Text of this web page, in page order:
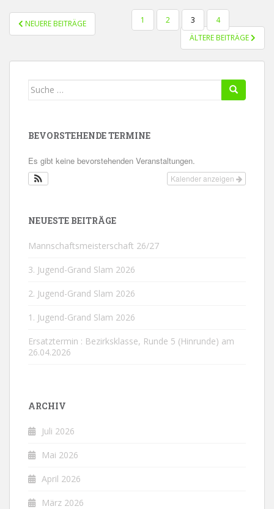
SEITENNUMMERIERUNG
DER
NEUERE BEITRÄGE 1 2 3
4
ÄLTERE BEITRÄGE
Suche
BEVORSTEHENDE TERMINE
Es gibt keine bevorstehenden Veranstaltungen.
Kalender anzeigen
NEUESTE BEITRÄGE
Mannschaftsmeisterschaft 26/27
3. Jugend-Grand Slam 2026
2. Jugend-Grand Slam 2026
1. Jugend-Grand Slam 2026
Ersatztermin : Bezirksklasse, Runde 5 (Hinrunde) am
26.04.2026
ARCHIV
Juli 2026
Mai 2026
April 2026
März 2026